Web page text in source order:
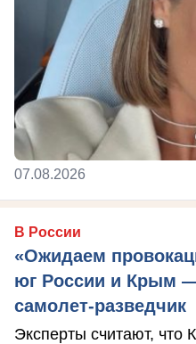
07.08.2026
В России
«Ожидаем
юг России и Крым
самолет-разведчик
Эксперты считают, что